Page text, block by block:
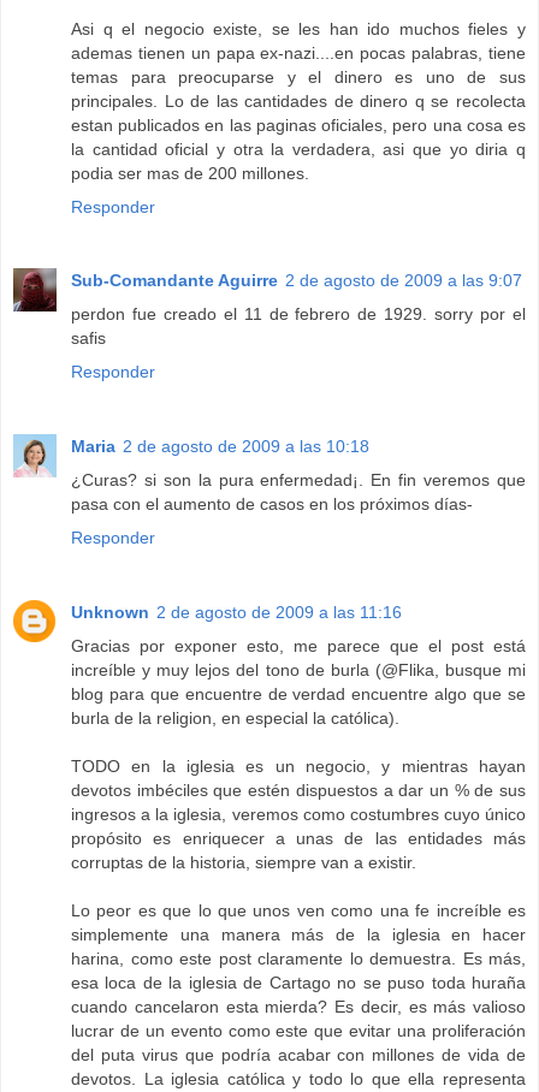
Asi q el negocio existe, se les han ido muchos fieles y
ademas tienen un papa ex-nazi....en pocas palabras, tiene
temas para preocuparse y el dinero es uno de sus
principales. Lo de las cantidades de dinero q se recolecta
estan publicados en las paginas oficiales, pero una cosa es
la cantidad oficial y otra la verdadera, asi que yo diria q
podia ser mas de 200 millones.
Responder
Sub-Comandante Aguirre 2 de agosto de 2009 a las 9:07
perdon fue creado el 11 de febrero de 1929. sorry por el
safis
Responder
Maria 2 de agosto de 2009 a las 10:18
¿Curas? si son la pura enfermedad¡. En fin veremos que
pasa con el aumento de casos en los próximos días-
Responder
Unknown 2 de agosto de 2009 a las 11:16
Gracias por exponer esto, me parece que el post está
increíble y muy lejos del tono de burla (@Flika, busque mi
blog para que encuentre de verdad encuentre algo que se
burla de la religion, en especial la católica).
TODO en la iglesia es un negocio, y mientras hayan
devotos imbéciles que estén dispuestos a dar un % de sus
ingresos a la iglesia, veremos como costumbres cuyo único
propósito es enriquecer a unas de las entidades más
corruptas de la historia, siempre van a existir.
Lo peor es que lo que unos ven como una fe increíble es
simplemente una manera más de la iglesia en hacer
harina, como este post claramente lo demuestra. Es más,
esa loca de la iglesia de Cartago no se puso toda huraña
cuando cancelaron esta mierda? Es decir, es más valioso
lucrar de un evento como este que evitar una proliferación
del puta virus que podría acabar con millones de vida de
devotos. La iglesia católica y todo lo que ella representa